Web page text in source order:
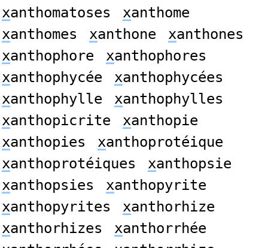
xanthomatoses xanthome
xanthomes xanthone xanthones
xanthophore xanthophores
xanthophycée xanthophycées
xanthophylle xanthophylles
xanthopicrite xanthopie
xanthopies xanthoprotéique
xanthoprotéiques xanthopsie
xanthopsies xanthopyrite
xanthopyrites xanthorhize
xanthorhizes xanthorrhée